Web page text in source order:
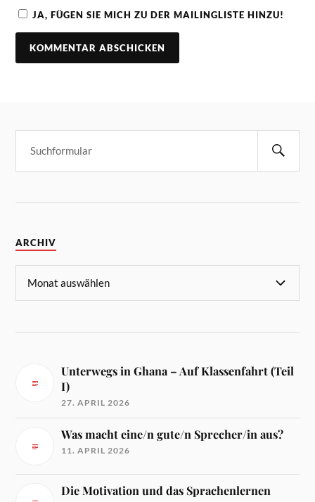
JA, FÜGEN SIE MICH ZU DER MAILINGLISTE HINZU!
ARCHIV
Unterwegs in Ghana – Auf Klassenfahrt (Teil
I)
27. APRIL 2026
Was macht eine/n gute/n Sprecher/in aus?
11. APRIL 2026
Die Motivation und das Sprachenlernen